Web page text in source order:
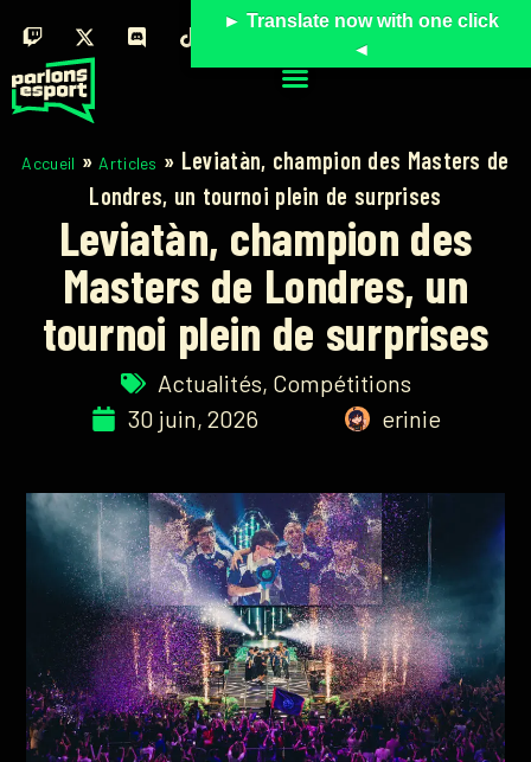
Accueil » Articles » Leviatàn, champion des Masters de
Londres, un tournoi plein de surprises
Leviatàn, champion des
Masters de Londres, un
tournoi plein de surprises
Actualités, Compétitions
30 juin, 2026
erinie
► Translate now with one click
◄